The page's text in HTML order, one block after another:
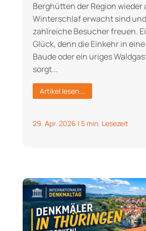
Berghütten der Region wieder
Winterschlaf erwacht sind
zahlreiche Besucher freuen.
Glück, denn die Einkehr in
Baude oder ein uriges
sorgt...
Artikel lesen...
29. Apr. 2026 | 5 min. Lesezeit